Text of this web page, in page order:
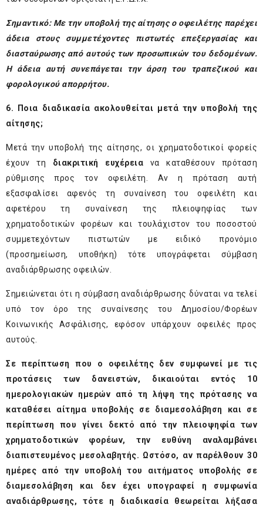
Σημαντικό: Με την υποβολή της αίτησης ο οφειλέτης παρέχει
άδεια στους συμμετέχοντες πιστωτές επεξεργασίας και
διασταύρωσης από αυτούς των προσωπικών του δεδομένων.
Η άδεια αυτή συνεπάγεται την άρση του τραπεζικού και
φορολογικού απορρήτου.
6.
Ποια διαδικασία ακολουθείται μετά την υποβολή της
αίτησης;
Μετά την υποβολή της αίτησης, οι χρηματοδοτικοί φορείς
έχουν τη διακριτική ευχέρεια να καταθέσουν πρόταση
ρύθμισης προς τον οφειλέτη. Αν η πρόταση αυτή
εξασφαλίσει αφενός τη συναίνεση του οφειλέτη και
αφετέρου τη συναίνεση της πλειοψηφίας των
χρηματοδοτικών φορέων και τουλάχιστον του ποσοστού
συμμετεχόντων πιστωτών με ειδικό προνόμιο
(προσημείωση, υποθήκη) τότε υπογράφεται σύμβαση
αναδιάρθρωσης οφειλών.
Σημειώνεται ότι η σύμβαση αναδιάρθρωσης δύναται να τελεί
υπό τον όρο της συναίνεσης του Δημοσίου/Φορέων
Κοινωνικής Ασφάλισης, εφόσον υπάρχουν οφειλές προς
αυτούς.
Σε περίπτωση που ο οφειλέτης δεν συμφωνεί με τις
προτάσεις των δανειστών, δικαιούται εντός 10
ημερολογιακών ημερών από τη λήψη της πρότασης να
καταθέσει αίτημα υποβολής σε διαμεσολάβηση και σε
περίπτωση που γίνει δεκτό από την πλειοψηφία των
χρηματοδοτικών φορέων, την ευθύνη αναλαμβάνει
διαπιστευμένος μεσολαβητής. Ωστόσο, αν παρέλθουν 30
ημέρες από την υποβολή του αιτήματος υποβολής σε
διαμεσολάβηση και δεν έχει υπογραφεί η συμφωνία
αναδιάρθρωσης, τότε η διαδικασία θεωρείται λήξασα